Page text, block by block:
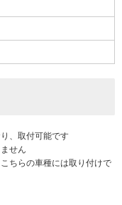
、取付可能です
せん
ちらの車種には取り付けで